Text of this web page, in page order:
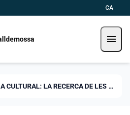
CA
menu
GIMCANA CULTURAL: LA RECERCA DE LES NOTES MUSICALS